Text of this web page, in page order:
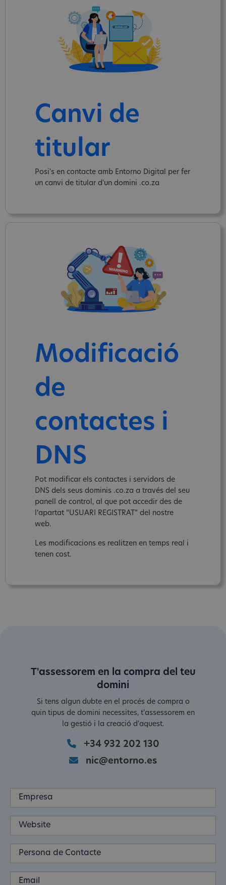
Canvi de
titular
Posi's en contacte amb Entorno Digital per fer
un canvi de titular d'un domini .co.za
Modificació
de
contactes i
DNS
Pot modificar els contactes i servidors de
DNS dels seus dominis .co.za a través del seu
panell de control, al que pot accedir des de
l‘apartat “USUARI REGISTRAT” del nostre
web.
Les modificacions es realitzen en temps real i
tenen cost.
T'assessorem en la compra del teu
domini
Si tens algun dubte en el procés de compra o
quin tipus de domini necessites, t'assessorem en
la gestió i la creació d'aquest.
+34 932 202 130
nic@entorno.es